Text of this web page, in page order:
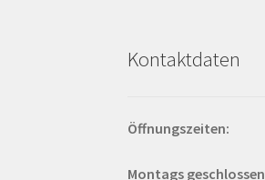
Kontaktdaten
Öffnungszeiten:
Montags geschlossen